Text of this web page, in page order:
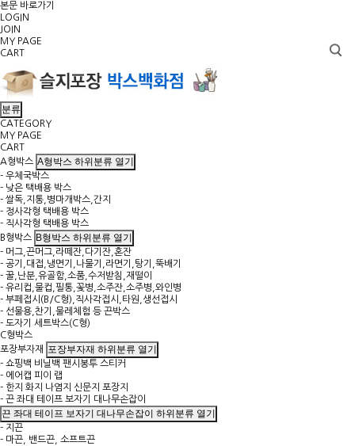
본문 바로가기
LOGIN
JOIN
MY PAGE
CART
분류
CATEGORY
MY PAGE
CART
A형박스 A형박스 하위분류 열기
- 우체국박스
- 낮은 택배용 박스
- 쌀독,지통,병마개박스,간지
- 정사각형 택배용 박스
- 직사각형 택배용 박스
B형박스 B형박스 하위분류 열기
- 머그,끈머그,라떼잔,다기잔,혼잔
- 공기,대접,냉면기,나물기,라면기,탕기,뚝배기
- 꿀,난분,유골함,소품,수저받침,재떨이
- 유리컵,물컵,필통,꽃병,소주잔,소주병,와인병
- 부페접시(B/C형),직사각접시,타원,생선접시
- 선물용,찬기,물레체험 등 끈박스
- 도자기 세트박스(C형)
C형박스
포장부자재
포장부자재 하위분류 열기
- 쇼핑백 비닐백 팬시봉투 스티커
- 에어캡 피이 랩
- 한지 화지 나염지 신문지 포장지
- 끈 좌대 테이프 보자기 대나무손잡이
끈 좌대 테이프 보자기 대나무손잡이 하위분류 열기
- 지끈
- 마끈, 밴드끈, 소프트끈